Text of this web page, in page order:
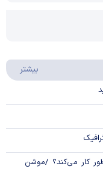
بیشتر
کار می‌کند؟ /موشن